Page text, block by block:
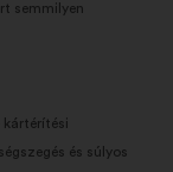
semmilyen
kártérítési
és súlyos